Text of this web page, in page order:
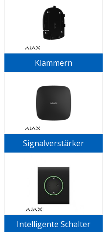
Klammern
Signalverstärker
Intelligente Schalter